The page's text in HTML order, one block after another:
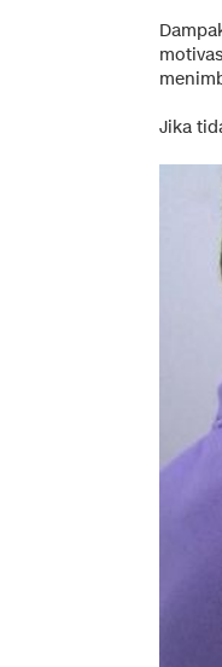
Jika